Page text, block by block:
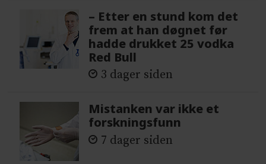
– Etter en stund kom det
frem at han døgnet før
hadde drukket 25 vodka
Red Bull
3 dager siden
Mistanken var ikke et
forskningsfunn
7 dager siden